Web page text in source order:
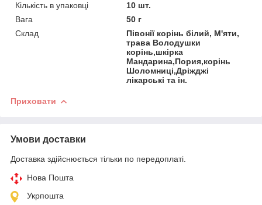
Кількість в упаковці
10 шт.
Вага
50 г
Склад
Півонії корінь білий, М'яти,
трава Володушки
корінь,шкірка
Мандарина,Пория,корінь
Шоломниці,Дріжджі
лікарські та ін.
Приховати
Умови доставки
Доставка здійснюється тільки по передоплаті.
Нова Пошта
Укрпошта